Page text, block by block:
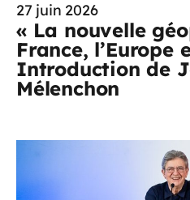
27 juin 2026
« La nouvelle
France, l’Europe
Introduction de
Mélenchon